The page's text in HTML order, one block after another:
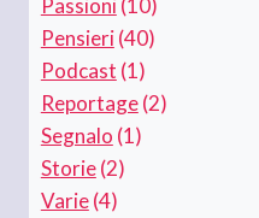
Pensieri(40)
Podcast (1)
Reportage(2)
Segnalo (1)
Storie(2)
Varie(4)